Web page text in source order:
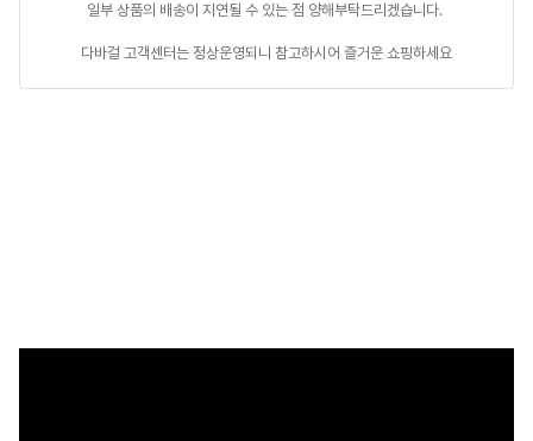
일부 상품의 배송이 지연될 수 있는 점 양해부탁드리겠습니다.
다바걸 고객센터는 정상운영되니 참고하시어 즐거운 쇼핑하세요